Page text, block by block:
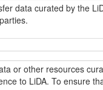
Dataverse talpyklos
platinimo
kitaip. Jei norima
naudotis
nuo prieigos prie
visų LiDA Dataverse
obligation may incur
duomenimis,
data curated by the
or other resources
to LiDA. To ensure